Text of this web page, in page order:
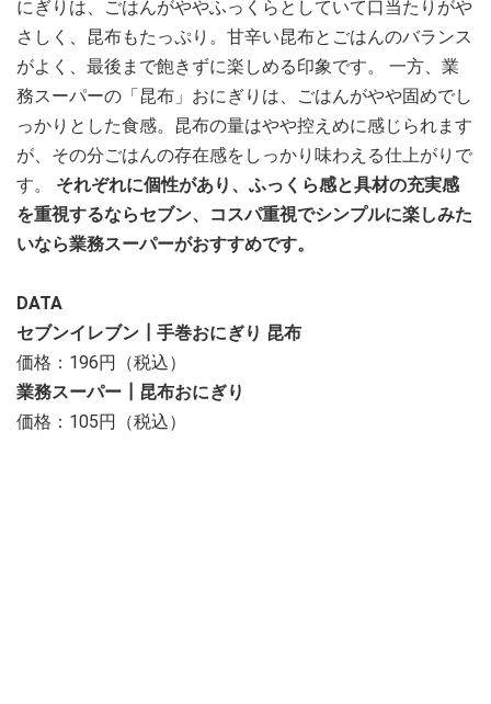
にぎりは、ごはんがややふっくらとしていて口当たりがや
さしく、昆布もたっぷり。甘辛い昆布とごはんのバランス
がよく、最後まで飽きずに楽しめる印象です。 一方、業
務スーパーの「昆布」おにぎりは、ごはんがやや固めでし
っかりとした食感。昆布の量はやや控えめに感じられます
が、その分ごはんの存在感をしっかり味わえる仕上がりで
す。 それぞれに個性があり、ふっくら感と具材の充実感
を重視するならセブン、コスパ重視でシンプルに楽しみた
いなら業務スーパーがおすすめです。
DATA
セブンイレブン┃手巻おにぎり 昆布
価格：196円（税込）
業務スーパー┃昆布おにぎり
価格：105円（税込）